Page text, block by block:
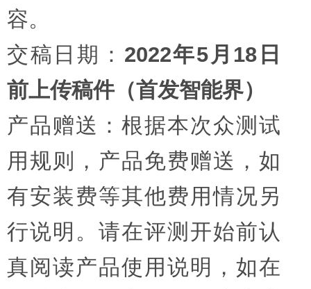
容。
交稿日期： 2022年5月18日
前上传稿件（首发智能界）
产品赠送：根据本次众测试
用规则，产品免费赠送，如
有安装费等其他费用情况另
行说明。请在评测开始前认
真阅读产品使用说明，如在